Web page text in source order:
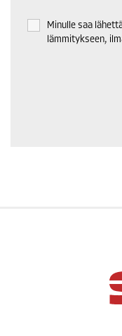
Minulle saa
lämmitykseen,